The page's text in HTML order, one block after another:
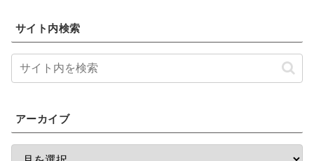
サイト内検索
アーカイブ